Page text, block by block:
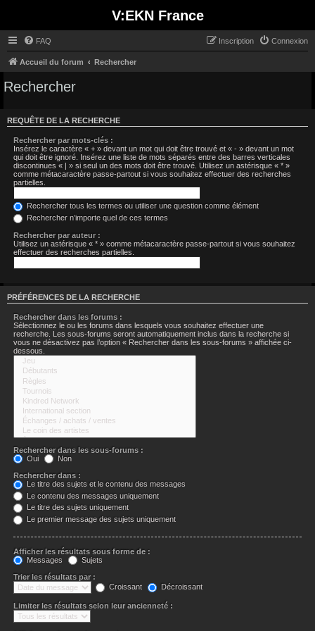
V:EKN France
FAQ Connexion
Inscription
Accueil du forum Rechercher
Rechercher
REQUÊTE DE LA RECHERCHE
Rechercher par mots-clés :
Insérez le caractère « + » devant un mot qui doit être trouvé et « - » devant un mot
qui doit être ignoré. Insérez une liste de mots séparés entre des barres verticales
discontinues « | » si seul un des mots doit être trouvé. Utilisez un astérisque « * »
comme métacaractère passe-partout si vous souhaitez effectuer des recherches
partielles.
Rechercher tous les termes ou utiliser une question comme élément
Rechercher n’importe quel de ces termes
Rechercher par auteur :
Utilisez un astérisque « * » comme métacaractère passe-partout si vous souhaitez
effectuer des recherches partielles.
PRÉFÉRENCES DE LA RECHERCHE
Rechercher dans les forums :
Sélectionnez le ou les forums dans lesquels vous souhaitez effectuer une
recherche. Les sous-forums seront automatiquement inclus dans la recherche si
vous ne désactivez pas l’option « Rechercher dans les sous-forums » affichée ci-
dessous.
Rechercher dans les sous-forums :
Oui
Non
Rechercher dans :
Le titre des sujets et le contenu des messages
Le contenu des messages uniquement
Le titre des sujets uniquement
Le premier message des sujets uniquement
Afficher les résultats sous forme de :
Messages
Sujets
Trier les résultats par :
Croissant
Décroissant
Limiter les résultats selon leur ancienneté :